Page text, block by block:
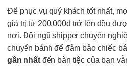
Để phục vụ quý khách tốt nhất,
giá trị từ 200.000đ trở lên đều
nơi. Đội ngũ shipper chuyên
chuyển bánh để đảm bảo chiếc
gần nhất đến bàn tiệc của bạn